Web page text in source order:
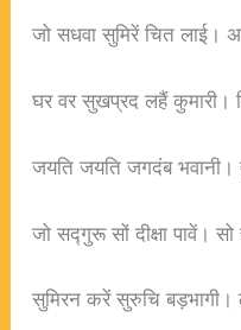
जो सधवा सुमिरें चित लाई।
घर वर सुखप्रद लहैं कुमारी।
जयति जयति जगदंब
जो सद्गुरू सों दीक्षा पावें।
सुमिरन करें सुरुचि बड़भागी।